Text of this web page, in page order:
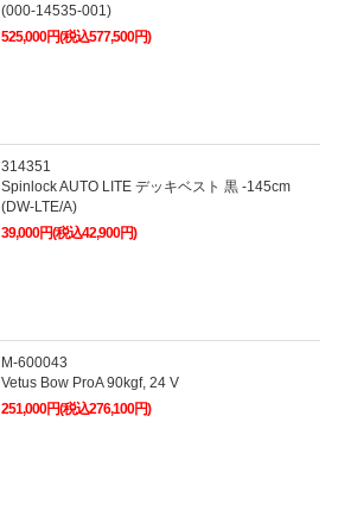
(000-14535-001)
525,000円(税込577,500円)
314351
Spinlock AUTO LITE デッキベスト 黒 -145cm
(DW-LTE/A)
39,000円(税込42,900円)
M-600043
Vetus Bow ProA 90kgf, 24 V
251,000円(税込276,100円)